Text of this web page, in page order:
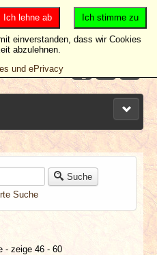
Suche
Suche
- zeige 46 - 60
Ich stimme zu
Ich lehne ab
einverstanden, dass wir Cookies
abzulehnen.
und ePrivacy